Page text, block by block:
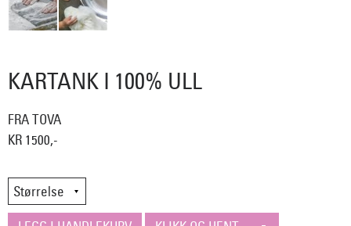
KARTANK I 100% ULL
FRA TOVA
KR 1500,-